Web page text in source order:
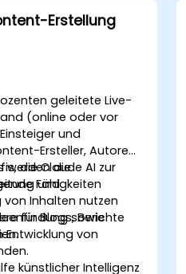
Erstellung
geleitete Live-
(online oder vor
und
Ersteller, Autoren
die Claude AI zur
und
Inhalten nutzen
für Blogs, Berichte
werden die
Fähigkeiten
sowie
Entwicklung von
künstlicher Intelligenz